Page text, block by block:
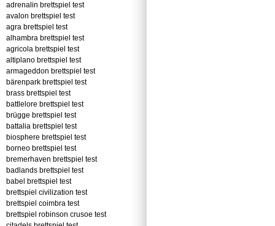
adrenalin brettspiel test
avalon brettspiel test
agra brettspiel test
alhambra brettspiel test
agricola brettspiel test
altiplano brettspiel test
armageddon brettspiel test
bärenpark brettspiel test
brass brettspiel test
battlelore brettspiel test
brügge brettspiel test
battalia brettspiel test
biosphere brettspiel test
borneo brettspiel test
bremerhaven brettspiel test
badlands brettspiel test
babel brettspiel test
brettspiel civilization test
brettspiel coimbra test
brettspiel robinson crusoe test